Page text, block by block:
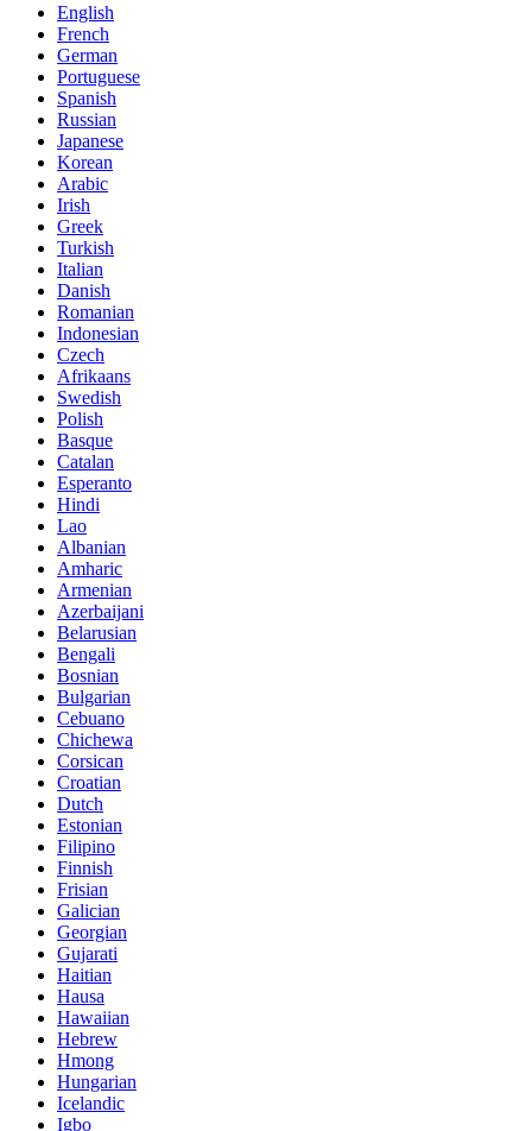
English
French
German
Portuguese
Spanish
Russian
Japanese
Korean
Arabic
Irish
Greek
Turkish
Italian
Danish
Romanian
Indonesian
Czech
Afrikaans
Swedish
Polish
Basque
Catalan
Esperanto
Hindi
Lao
Albanian
Amharic
Armenian
Azerbaijani
Belarusian
Bengali
Bosnian
Bulgarian
Cebuano
Chichewa
Corsican
Croatian
Dutch
Estonian
Filipino
Finnish
Frisian
Galician
Georgian
Gujarati
Haitian
Hausa
Hawaiian
Hebrew
Hmong
Hungarian
Icelandic
Igbo